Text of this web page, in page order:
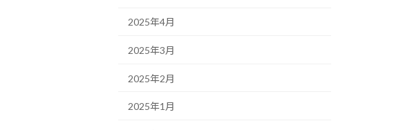
2025年4月
2025年3月
2025年2月
2025年1月